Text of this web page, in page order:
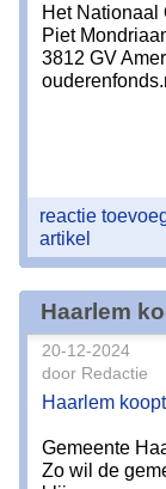
Het Nationaal
Piet
3812 GV
reactie
artikel
Haarlem
20-12-2024
door Redactie
Haarlem
Gemeente
Zo wil de